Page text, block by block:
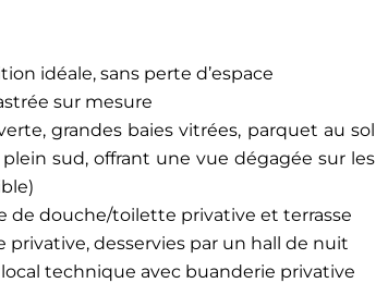
idéale, sans perte d’espace
sur mesure
grandes baies vitrées, parquet au sol
sud, offrant une vue dégagée sur les
de douche/toilette privative et terrasse
privative, desservies par un hall de nuit
technique avec buanderie privative